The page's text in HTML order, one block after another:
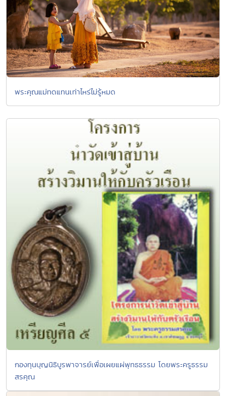
พระคุณแม่ทดแทนเท่าไหร่ไม่รู้หมด
กองทุนบุญนิธิบูรพาจารย์เพื่อเผยแผ่พุทธธรรม โดยพระครูธรรม
สรคุณ